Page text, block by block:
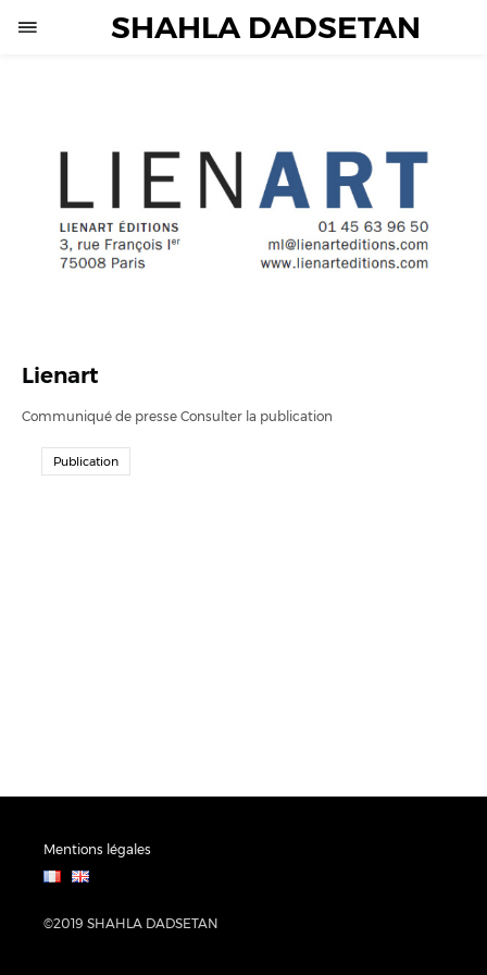
SHAHLA DADSETAN
Lienart
Communiqué de presse Consulter la publication
Publication
Mentions légales
©2019 SHAHLA DADSETAN